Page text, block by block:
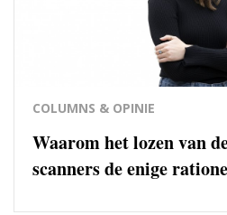
COLUMNS & OPINIE
Waarom het lozen van
scanners de enige